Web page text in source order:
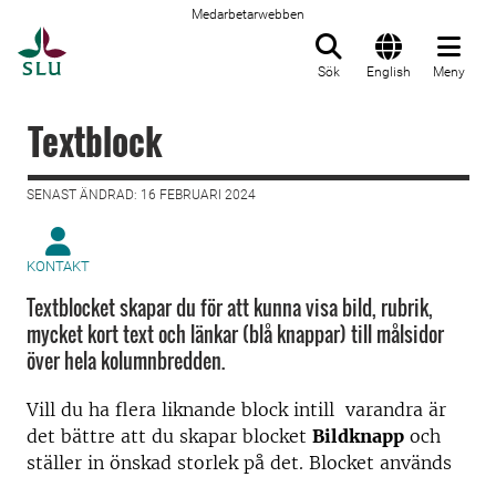
Medarbetarwebben
Sök English Meny
Textblock
SENAST ÄNDRAD: 16 FEBRUARI 2024
KONTAKT
Textblocket skapar du för att kunna visa bild, rubrik,
mycket kort text och länkar (blå knappar) till målsidor
över hela kolumnbredden.
Vill du ha flera liknande block intill varandra är
det bättre att du skapar blocket Bildknapp och
ställer in önskad storlek på det. Blocket används